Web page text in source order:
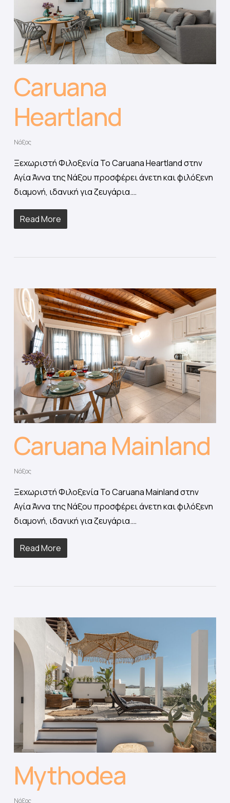
Caruana
Heartland
Νάξος
Ξεχωριστή Φιλοξενία Το Caruana Heartland στην
Αγία Άννα της Νάξου προσφέρει άνετη και φιλόξενη
διαμονή, ιδανική για ζευγάρια.…
Read More
Caruana Mainland
Νάξος
Ξεχωριστή Φιλοξενία Το Caruana Mainland στην
Αγία Άννα της Νάξου προσφέρει άνετη και φιλόξενη
διαμονή, ιδανική για ζευγάρια.…
Read More
Mythodea
Νάξος